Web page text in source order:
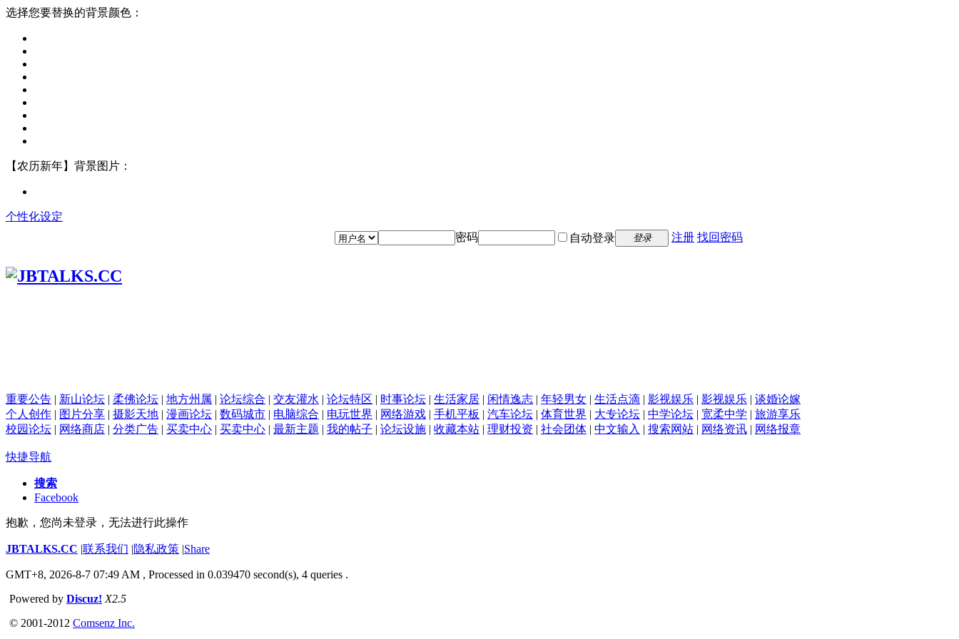
选择您要替换的背景颜色：
【农历新年】背景图片：
个性化设定
密码
自动登录 登录 注册 找回密码
重要公告 | 新山论坛 | 柔佛论坛 | 地方州属 | 论坛综合 | 交友灌水 | 论坛特区 | 时事论坛 | 生活家居 | 闲情逸志 | 年轻男女 | 生活点滴 | 影视娱乐 | 影视娱乐 | 谈婚论嫁
个人创作 | 图片分享 | 摄影天地 | 漫画论坛 | 数码城市 | 电脑综合 | 电玩世界 | 网络游戏 | 手机平板 | 汽车论坛 | 体育世界 | 大专论坛 | 中学论坛 | 宽柔中学 | 旅游享乐
校园论坛 | 网络商店 | 分类广告 | 买卖中心 | 买卖中心 | 最新主题 | 我的帖子 | 论坛设施 | 收藏本站 | 理财投资 | 社会团体 | 中文输入 | 搜索网站 | 网络资讯 | 网络报章
快捷导航
搜索
Facebook
抱歉，您尚未登录，无法进行此操作
JBTALKS.CC |联系我们 |隐私政策 |Share
GMT+8, 2026-8-7 07:49 AM , Processed in 0.039470 second(s), 4 queries .
Powered by Discuz! X2.5
© 2001-2012 Comsenz Inc.